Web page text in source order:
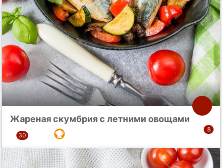
Жареная скумбрия с летними овощами